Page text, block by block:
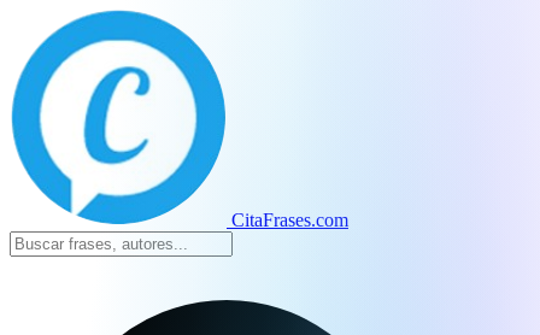
CitaFrases.com